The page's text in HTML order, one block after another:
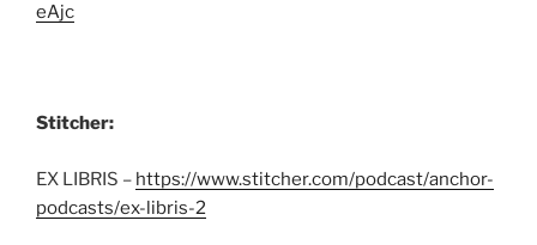
eAjc
Stitcher:
EX LIBRIS – https://www.stitcher.com/podcast/anchor-
podcasts/ex-libris-2